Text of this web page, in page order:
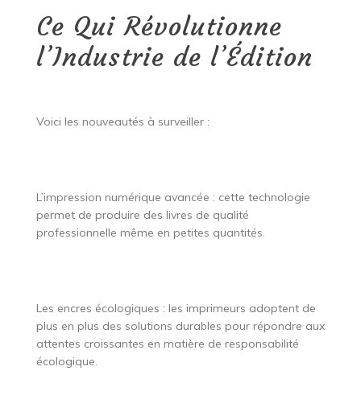
Ce Qui Révolutionne
l’Industrie de l’Édition
Voici les nouveautés à surveiller :
L’impression numérique avancée : cette technologie
permet de produire des livres de qualité
professionnelle même en petites quantités.
Les encres écologiques : les imprimeurs adoptent de
plus en plus des solutions durables pour répondre aux
attentes croissantes en matière de responsabilité
écologique.